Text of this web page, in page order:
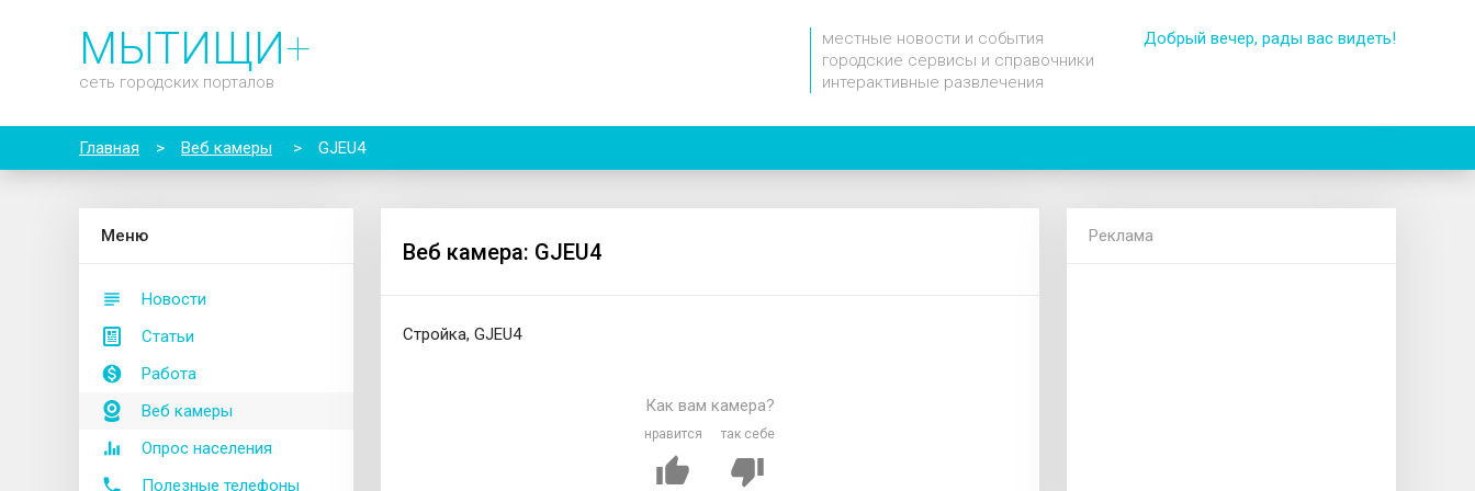
МЫТИЩИ+
сеть городских порталов
местные новости и события
городские сервисы и справочники
интерактивные развлечения
Добрый вечер, рады вас видеть!
Главная > Веб камеры > GJEU4
Меню
Новости
Статьи
Работа
Веб камеры
Опрос населения
Полезные телефоны
Веб камера: GJEU4
Стройка, GJEU4
Как вам камера?
нравится так себе
Реклама